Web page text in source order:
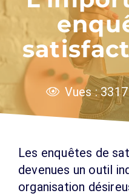
Vues :3317
Les enquêtes de
devenues un outil
organisation